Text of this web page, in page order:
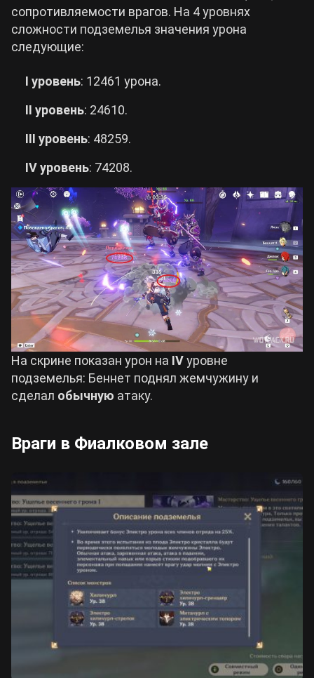
сопротивляемости врагов. На 4 уровнях
сложности подземелья значения урона
следующие:
I уровень: 12461 урона.
II уровень: 24610.
III уровень: 48259.
IV уровень: 74208.
На скрине показан урон на IVуровне
подземелья: Беннет поднял жемчужину и
сделал обычную атаку.
Враги в Фиалковом зале